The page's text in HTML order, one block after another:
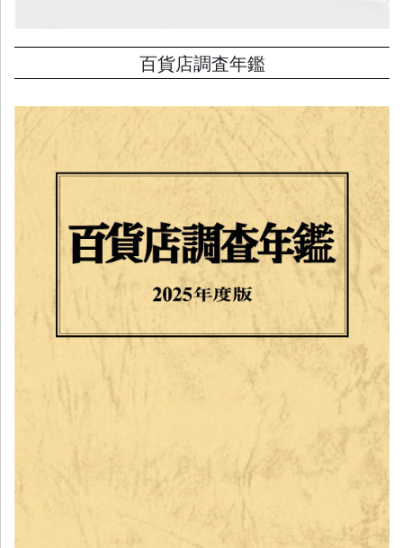
百貨店調査年鑑